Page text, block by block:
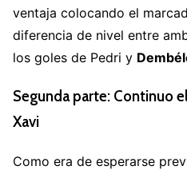
ventaja colocando el
diferencia de nivel entre
los goles de Pedri y
Segunda parte: Continuo
Xavi
Como era de esperarse